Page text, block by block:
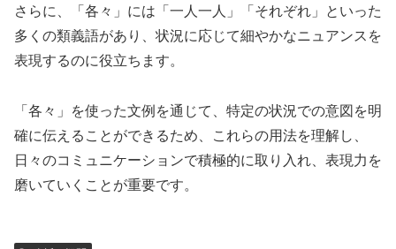
さらに、「各々」には「一人一人」「それぞれ」といった
多くの類義語があり、状況に応じて細やかなニュアンスを
表現するのに役立ちます。
「各々」を使った文例を通じて、特定の状況での意図を明
確に伝えることができるため、これらの用法を理解し、
日々のコミュニケーションで積極的に取り入れ、表現力を
磨いていくことが重要です。